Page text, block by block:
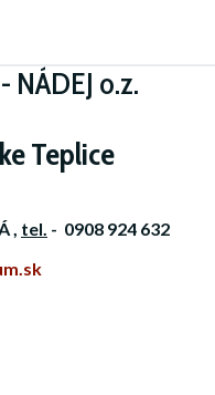
NÁDEJ o.z.
Teplice
, tel. - 0908 924 632